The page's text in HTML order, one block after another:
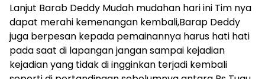
Lanjut Barab Deddy Mudah mudahan hari ini Tim nya
dapat merahi kemenangan kembali,Barap Deddy
juga berpesan kepada pemainannya harus hati hati
pada saat di lapangan jangan sampai kejadian
kejadian yang tidak di ingginkan terjadi kembali